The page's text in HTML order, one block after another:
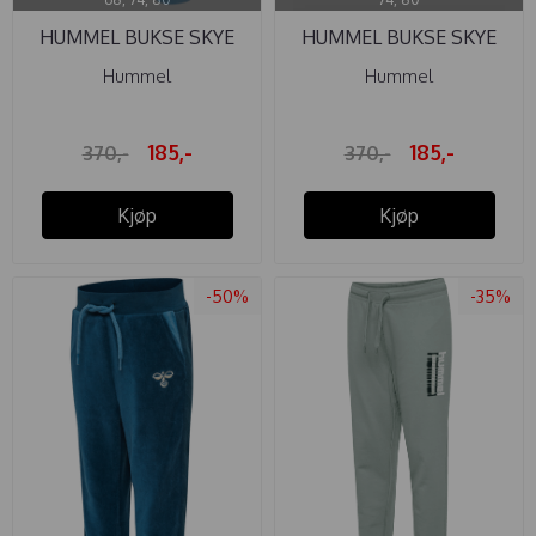
HUMMEL BUKSE SKYE
DUSK BLUE
Hummel
370,- 185,-
Kjøp
HUMMEL BUKSE SKYE
NAVY PEONY
Hummel
370,- 185,-
Kjøp
-50% -35%